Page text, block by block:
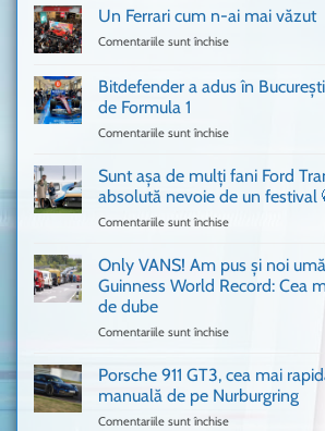
Un Ferrari cum n-ai mai văzut
Comentariile sunt închise
Ferrari
cum
văzut
Bitdefender a adus în
de Formula 1
Comentariile sunt închise
a
în
mașină
Ferrari
Sunt așa de mulți fani Ford
absolută nevoie de un festival
Comentariile sunt închise
așa
mulți
în
UK,
Only VANS! Am pus și noi
Guinness World Record: Cea
de dube
Comentariile sunt închise
VANS!
Am
pus
Porsche 911 GT3, cea mai
manuală de pe Nurburgring
Comentariile sunt închise